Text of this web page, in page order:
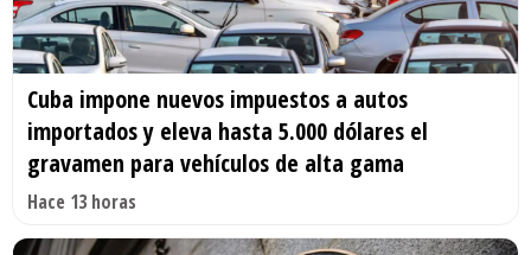
Cuba impone nuevos impuestos a autos
importados y eleva hasta 5.000 dólares el
gravamen para vehículos de alta gama
Hace 13 horas